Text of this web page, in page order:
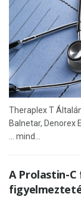
Theraplex T
Balnetar, Denorex
... mind...
A Prolastin-C